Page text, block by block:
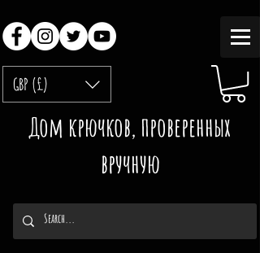
GBP (£)
Дом крючков, проверенных
вручную